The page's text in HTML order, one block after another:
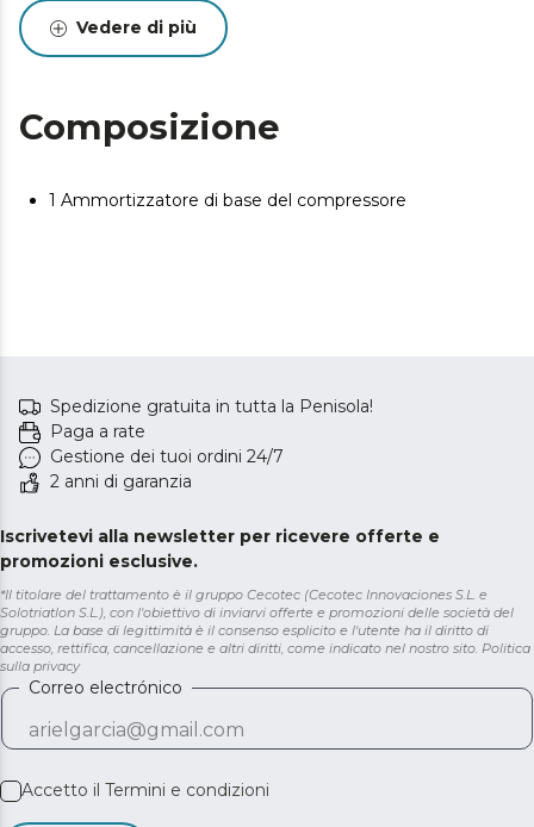
Vedere di più
Composizione
1 Ammortizzatore di base del compressore
Spedizione gratuita in tutta la Penisola!
Paga a rate
Gestione dei tuoi ordini 24/7
2 anni di garanzia
Iscrivetevi alla newsletter per ricevere offerte e
promozioni esclusive.
*Il titolare del trattamento è il gruppo Cecotec (Cecotec Innovaciones S.L. e
Solotriatlon S.L.), con l'obiettivo di inviarvi offerte e promozioni delle società del
gruppo. La base di legittimità è il consenso esplicito e l'utente ha il diritto di
accesso, rettifica, cancellazione e altri diritti, come indicato nel nostro sito. Politica
sulla privacy
Correo electrónico
Accetto il Termini e condizioni